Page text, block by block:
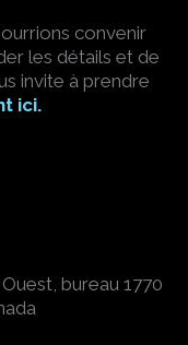
convenir
les détails et de
invite à prendre
ici.
bureau 1770